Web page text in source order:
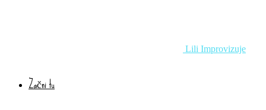
Lili Improvizuje
Začni tu